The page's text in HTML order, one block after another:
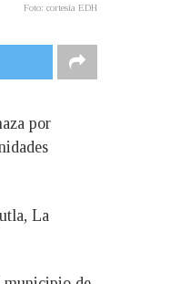
Foto: cortesía EDH
por
La